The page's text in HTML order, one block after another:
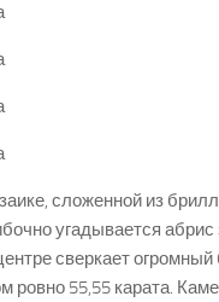
сложенной из
угадывается
сверкает
ровно 55,55 карата.